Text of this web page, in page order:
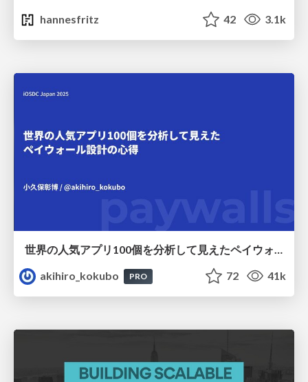
hannesfritz
42 3.1k
世界の人気アプリ100個を分析して見えたペイウォール設計の心得
akihiro_kokubo
PRO 72 41k